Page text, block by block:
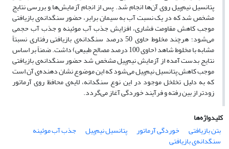
پتانسیل نیم‌پیل روی آن‌ها انجام شد. پس از انجام آزمایش‌ها و بررسی نتایج
مشخص شد که در یک نسبت آب به سیمان برابر، حضور سنگدانه‌ی بازیافتی
موجب کاهش مقاومت فشاری، افزایش جذب آب موئینه و جذب آب حجمی
می‌شود؛ هرچند مخلوط‌ حاوی 50 درصد سنگدانه‌ی بازیافتی رفتاری نسبتاً
مشابه با مخلوط شاهد (حاوی 100 درصد مصالح طبیعی) داشت. ضمناً بر اساس
نتایج بدست آمده از آزمایش نیم‌پیل مشخص شد حضور سنگدانه‌ی بازیافتی
موجب کاهش پتانسیل نیم‌پیل می‌شود که این موضوع نشان دهنده‌ی آن است
که به دلیل تخلخل موجود در این نوع سنگدانه، لایه‌ی محافظ روی آرماتور
زودتر از بین رفته و فرآیند خوردگی آغاز می‌گردد.
کلیدواژه‌ها
بتن بازیافتی
خوردگی آرماتور پتانسیل نیم‌پیل جذب آب موئینه
سنگدانه‌ی بازیافتی